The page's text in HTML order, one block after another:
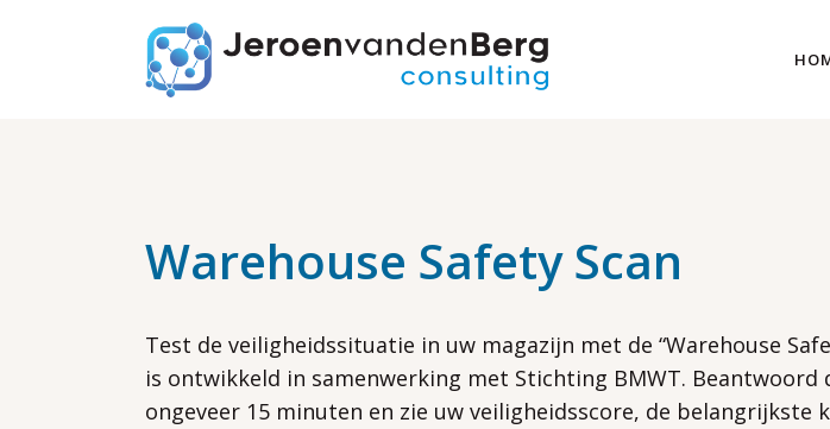
Warehouse Safety Scan
Test de veiligheidssituatie in uw magazijn met de “Warehouse
is ontwikkeld in samenwerking met Stichting BMWT. Beantwoord
ongeveer 15 minuten en zie uw veiligheidsscore, de belangrijkste